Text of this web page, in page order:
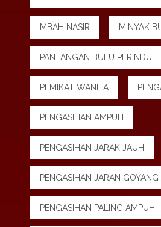
MBAH NASIR MINYAK
PANTANGAN BULU PERINDU
PEMIKAT WANITA
PENGASIHAN AMPUH
PENGASIHAN JARAK JAUH
PENGASIHAN JARAN GOYANG
PENGASIHAN PALING AMPUH